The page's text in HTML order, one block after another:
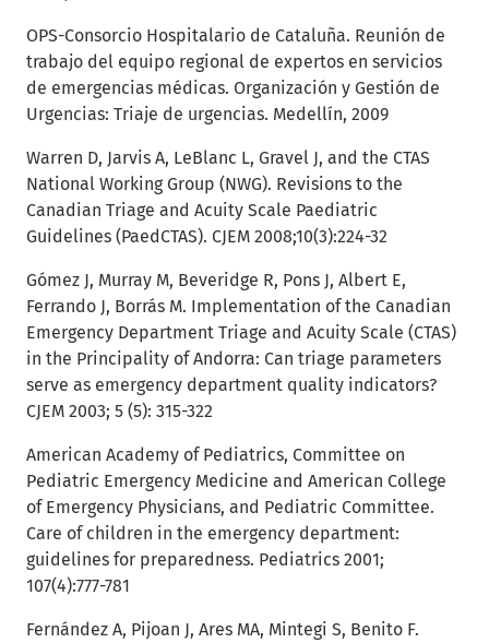
OPS-Consorcio Hospitalario de Cataluña. Reunión de
trabajo del equipo regional de expertos en servicios
de emergencias médicas. Organización y Gestión de
Urgencias: Triaje de urgencias. Medellín, 2009
Warren D, Jarvis A, LeBlanc L, Gravel J, and the CTAS
National Working Group (NWG). Revisions to the
Canadian Triage and Acuity Scale Paediatric
Guidelines (PaedCTAS). CJEM 2008;10(3):224-32
Gómez J, Murray M, Beveridge R, Pons J, Albert E,
Ferrando J, Borrás M. Implementation of the Canadian
Emergency Department Triage and Acuity Scale (CTAS)
in the Principality of Andorra: Can triage parameters
serve as emergency department quality indicators?
CJEM 2003; 5 (5): 315-322
American Academy of Pediatrics, Committee on
Pediatric Emergency Medicine and American College
of Emergency Physicians, and Pediatric Committee.
Care of children in the emergency department:
guidelines for preparedness. Pediatrics 2001;
107(4):777-781
Fernández A, Pijoan J, Ares MA, Mintegi S, Benito F.